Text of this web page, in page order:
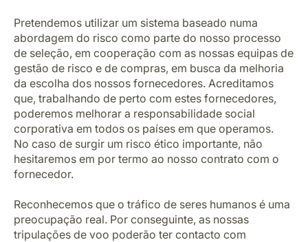
Pretendemos utilizar um sistema baseado numa
abordagem do risco como parte do nosso processo
de seleção, em cooperação com as nossas equipas de
gestão de risco e de compras, em busca da melhoria
da escolha dos nossos fornecedores. Acreditamos
que, trabalhando de perto com estes fornecedores,
poderemos melhorar a responsabilidade social
corporativa em todos os países em que operamos.
No caso de surgir um risco ético importante, não
hesitaremos em por termo ao nosso contrato com o
fornecedor.
Reconhecemos que o tráfico de seres humanos é uma
preocupação real. Por conseguinte, as nossas
tripulações de voo poderão ter contacto com